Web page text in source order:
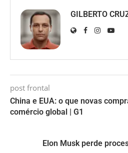
GILBERTO
post frontal
China e EUA: o que novas
comércio global | G1
Elon Musk perde